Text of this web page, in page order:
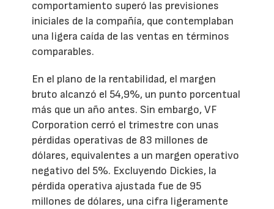
comportamiento superó las previsiones
iniciales de la compañía, que contemplaban
una ligera caída de las ventas en términos
comparables.
En el plano de la rentabilidad, el margen
bruto alcanzó el 54,9%, un punto porcentual
más que un año antes. Sin embargo, VF
Corporation cerró el trimestre con unas
pérdidas operativas de 83 millones de
dólares, equivalentes a un margen operativo
negativo del 5%. Excluyendo Dickies, la
pérdida operativa ajustada fue de 95
millones de dólares, una cifra ligeramente